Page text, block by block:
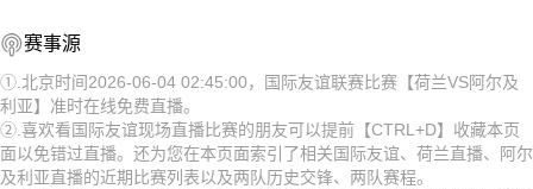
2026-08-17 【国际友谊】 荷兰VS阿尔及利亚
2026-08-17 【国际友谊】 荷兰VS阿尔及利亚
2026-08-17 【国际友谊】 荷兰VS阿尔及利亚
2026-08-17 【国际友谊】 荷兰VS阿尔及利亚
赛事源
①.北京时间2026-06-04 02:45:00，国际友谊联赛比赛【荷兰VS阿尔及
利亚】准时在线免费直播。
②.喜欢看国际友谊现场直播比赛的朋友可以提前【CTRL+D】收藏本页
面以免错过直播。还为您在本页面索引了相关国际友谊、荷兰直播、阿尔
及利亚直播的近期比赛列表以及两队历史交锋、两队赛程。